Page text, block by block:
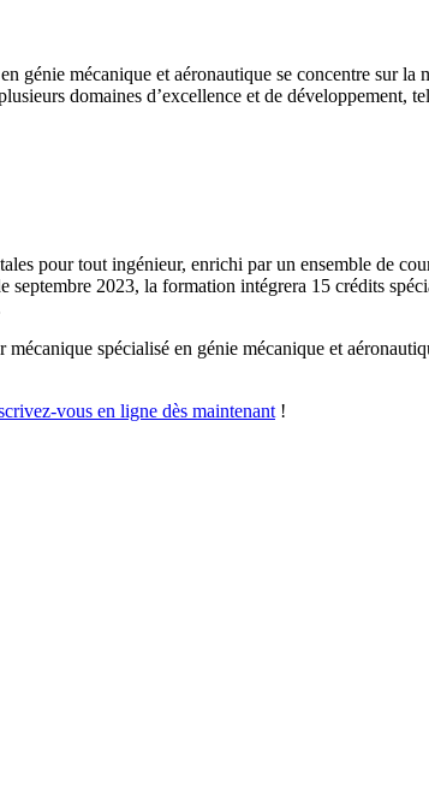
génie mécanique et aéronautique se concentre sur
domaines d’excellence et de développement,
pour tout ingénieur, enrichi par un ensemble de
2023, la formation intégrera 15 crédits
spécialisé en génie mécanique et
vous en ligne dès maintenant !